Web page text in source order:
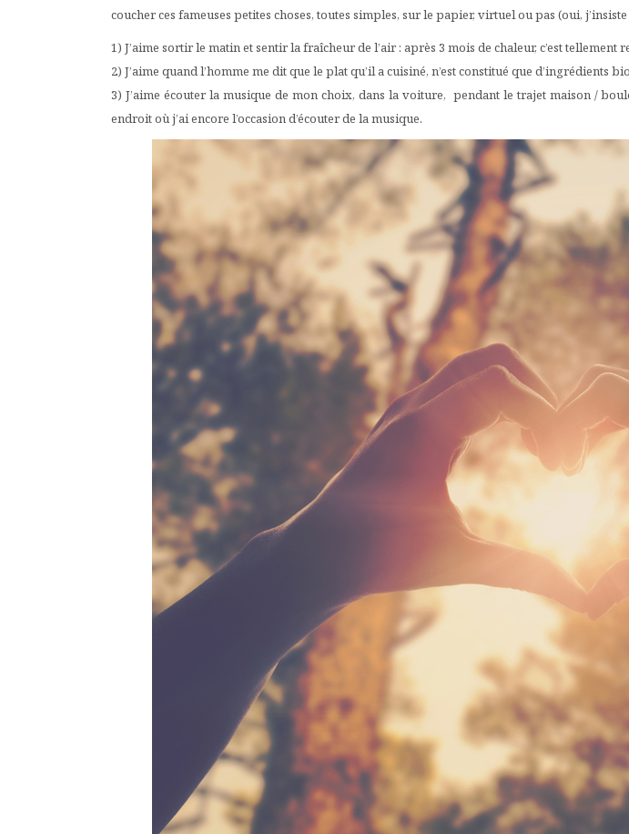
coucher ces fameuses petites choses, toutes simples, sur le papier, virtuel ou pas (oui,
1) J’aime sortir le matin et sentir la fraîcheur de l’air : après 3 mois de chaleur, c’est
2) J’aime quand l’homme me dit que le plat qu’il a cuisiné, n’est constitué que d’ingrédients
3) J’aime écouter la musique de mon choix, dans la voiture, pendant le trajet maison /
endroit où j’ai encore l’occasion d’écouter de la musique.